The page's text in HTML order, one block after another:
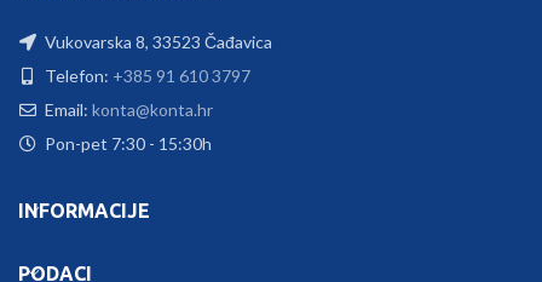
Vukovarska 8, 33523 Čađavica
Telefon: +385 91 610 3797
Email: konta@konta.hr
Pon-pet 7:30 - 15:30h
INFORMACIJE
PODACI